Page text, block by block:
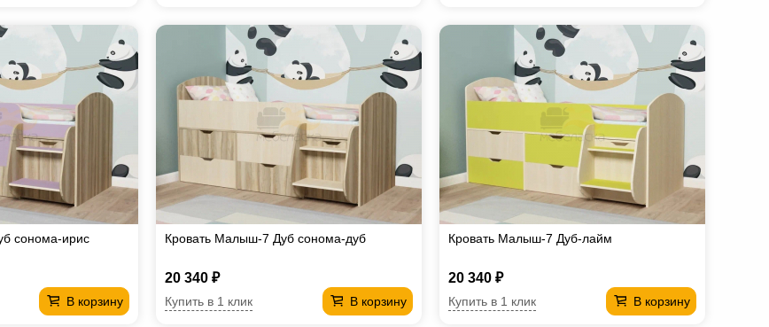
сонома-ирис
В корзину
Кровать Малыш-7 Дуб сонома-дуб
20 340 ₽
В корзину
Купить в 1 клик
Кровать Малыш-7 Дуб-лайм
20 340 ₽
В корзину
Купить в 1 клик